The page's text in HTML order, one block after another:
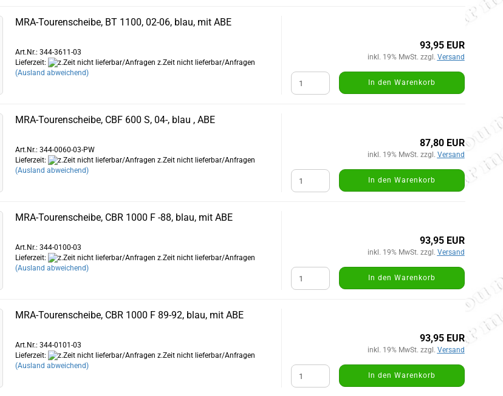
MRA-Tourenscheibe, BT 1100, 02-06, blau, mit ABE
Art.Nr.: 344-3611-03
Lieferzeit:
z.Zeit nicht lieferbar/Anfragen
(Ausland abweichend)
93,95 EUR
inkl. 19% MwSt. zzgl. Versand
In den Warenkorb
MRA-Tourenscheibe, CBF 600 S, 04-, blau , ABE
Art.Nr.: 344-0060-03-PW
Lieferzeit:
z.Zeit nicht lieferbar/Anfragen
(Ausland abweichend)
87,80 EUR
inkl. 19% MwSt. zzgl. Versand
In den Warenkorb
MRA-Tourenscheibe, CBR 1000 F -88, blau, mit ABE
Art.Nr.: 344-0100-03
Lieferzeit:
z.Zeit nicht lieferbar/Anfragen
(Ausland abweichend)
93,95 EUR
inkl. 19% MwSt. zzgl. Versand
In den Warenkorb
MRA-Tourenscheibe, CBR 1000 F 89-92, blau, mit ABE
Art.Nr.: 344-0101-03
Lieferzeit:
z.Zeit nicht lieferbar/Anfragen
(Ausland abweichend)
93,95 EUR
inkl. 19% MwSt. zzgl. Versand
In den Warenkorb